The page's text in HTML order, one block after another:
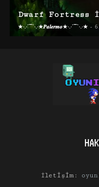
Dwarf Fortress
★·.·´¯`·.·★𝑷𝒂𝒍𝒆𝒓𝒎𝒐★·.·´¯`·.·★ -
İletişim: